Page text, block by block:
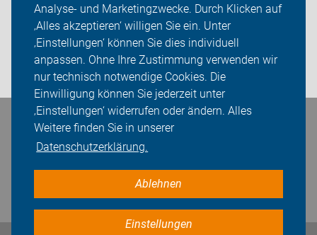
Analyse- und Marketingzwecke. Durch Klicken auf
‚Alles akzeptieren‘ willigen Sie ein. Unter
‚Einstellungen‘ können Sie dies individuell
anpassen. Ohne Ihre Zustimmung verwenden wir
nur technisch notwendige Cookies. Die
Einwilligung können Sie jederzeit unter
‚Einstellungen‘ widerrufen oder ändern. Alles
Weitere finden Sie in unserer
Datenschutzerklärung.
Ablehnen
Einstellungen
Über uns
Sei dabei
Login
Bleiben Sie in Kontakt